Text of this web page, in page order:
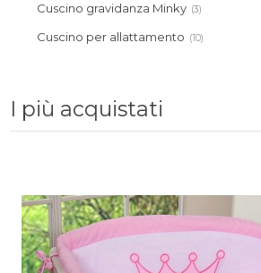
Cuscino gravidanza Minky (3)
Cuscino per allattamento (10)
I più acquistati